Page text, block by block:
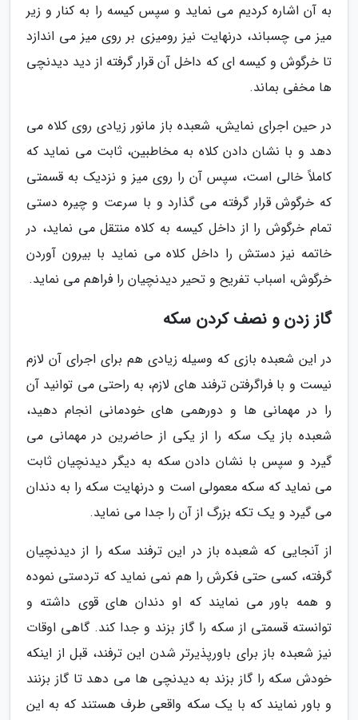
به آن اشاره کردیم می نماید و سپس کیسه را به کنار و زیر
میز می چسباند، درنهایت نیز رومیزی بر روی میز می اندازد
تا خرگوش و کیسه ای که داخل آن قرار گرفته از دید دیدنچی
ها مخفی بماند.
در حین اجرای نمایش، شعبده باز مانور زیادی روی کلاه می
دهد و با نشان دادن کلاه به مخاطبین، ثابت می نماید که
کاملاً خالی است، سپس آن را روی میز و نزدیک به قسمتی
که خرگوش قرار گرفته می گذارد و با سرعت و چیره دستی
تمام خرگوش را از داخل کیسه به کلاه منتقل می نماید، در
خاتمه نیز دستش را داخل کلاه می نماید با بیرون آوردن
خرگوش، اسباب تفریح و تحیر دیدنچیان را فراهم می نماید.
گاز زدن و نصف کردن سکه
در این شعبده بازی که وسیله زیادی هم برای اجرای آن لازم
نیست و با فراگرفتن ترفند های لازم، به راحتی می توانید آن
را در مهمانی ها و دورهمی های خودمانی انجام دهید،
شعبده باز یک سکه را از یکی از حاضرین در مهمانی می
گیرد و سپس با نشان دادن سکه به دیگر دیدنچیان ثابت
می نماید که سکه معمولی است و درنهایت سکه را به دندان
می گیرد و یک تکه بزرگ از آن را جدا می نماید.
از آنجایی که شعبده باز در این ترفند سکه را از دیدنچیان
گرفته، کسی حتی فکرش را هم نمی نماید که تردستی نموده
و همه باور می نمایند که او دندان های قوی داشته و
توانسته قسمتی از سکه را گاز بزند و جدا کند. گاهی اوقات
نیز شعبده باز برای باورپذیرتر شدن این ترفند، قبل از اینکه
خودش سکه را گاز بزند به دیدنچی ها می دهد تا گاز بزنند
و باور نمایند که با یک سکه واقعی طرف هستند که به این